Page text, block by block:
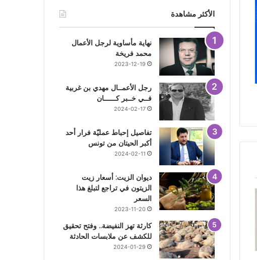
الأكثر مشاهدة
نهاية مأساوية لرجل الأعمال
محمد فريخة
2023-12-19
رجل الأعمــال مهدي بن غربية
فــي خــبر كــــــان
2024-02-17
تفاصيل إحباط عمليّة فرار أحد
أكبر الحيتان من تونس
2024-02-11
ديوان الزيت: أسعار زيت
الزيتون في تراجع لتبلغ هذا
السعر
2023-11-20
كارثة تهز النفيضة.. وفتح تحقيق
للكشف عن ملابسات الحادثة
2024-01-29